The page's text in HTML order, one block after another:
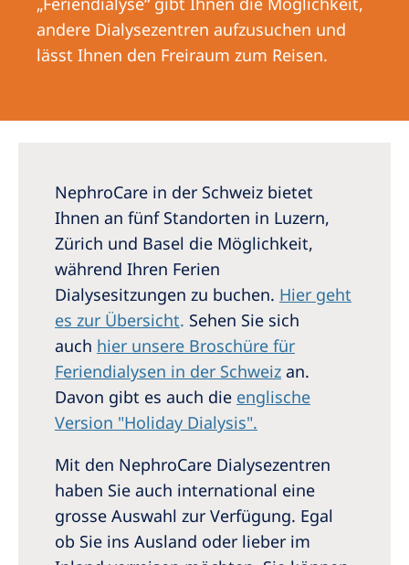
Australia
Philippines
United States of America
NephroCare International
Global Website
andere Dialysezentren aufzusuchen und
lässt Ihnen den Freiraum zum Reisen.
NephroCare in der Schweiz bietet
Ihnen an fünf Standorten in Luzern,
Zürich und Basel die Möglichkeit,
während Ihren Ferien
Dialysesitzungen zu buchen. Hier geht
es zur Übersicht. Sehen Sie sich
auch hier unsere Broschüre für
Feriendialysen in der Schweiz an.
Davon gibt es auch die englische
Version "Holiday Dialysis".
Mit den NephroCare Dialysezentren
haben Sie auch international eine
grosse Auswahl zur Verfügung. Egal
ob Sie ins Ausland oder lieber im